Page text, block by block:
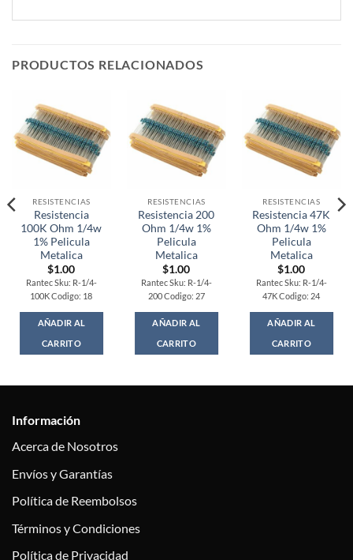
PRODUCTOS RELACIONADOS
RESISTENCIAS
Resistencia
100K Ohm 1/4w
1% Pelicula
Metalica
$1.00
Rantec Sku: R-1/4-
100K Codigo: 18
AÑADIR AL
CARRITO
RESISTENCIAS
Resistencia 200
Ohm 1/4w 1%
Pelicula
Metalica
$1.00
Rantec Sku: R-1/4-
200 Codigo: 27
AÑADIR AL
CARRITO
RESISTENCIAS
Resistencia 47K
Ohm 1/4w 1%
Pelicula
Metalica
$1.00
Rantec Sku: R-1/4-
47K Codigo: 24
AÑADIR AL
CARRITO
Información
Acerca de Nosotros
Envíos y Garantías
Política de Reembolsos
Términos y Condiciones
Política de Privacidad